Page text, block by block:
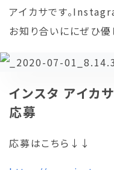
アイカサです。
お知り合いににぜひ
インスタ アイカ
応募
応募はこちら↓↓